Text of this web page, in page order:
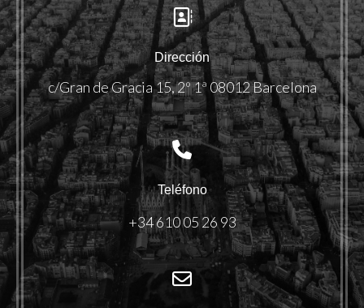
Dirección
c/Gran de Gracia 15, 2º 1ª 08012 Barcelona
Teléfono
+34 610 05 26 93